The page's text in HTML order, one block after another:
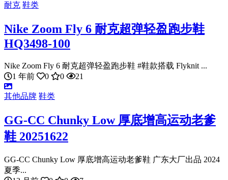
耐克 鞋类
Nike Zoom Fly 6 耐克超弹轻盈跑步鞋
HQ3498-100
Nike Zoom Fly 6 耐克超弹轻盈跑步鞋 #鞋款搭载 Flyknit ...
1 年前
0 0 21
其他品牌 鞋类
GG-CC Chunky Low 厚底增高运动老爹
鞋 20251622
GG-CC Chunky Low 厚底增高运动老爹鞋 广东大厂出品 2024
夏季...